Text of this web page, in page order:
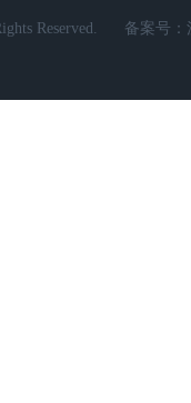
Reserved. 备案号：